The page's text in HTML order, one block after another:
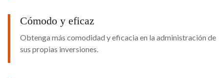
Cómodo y eficaz
Obtenga más comodidad y eficacia en la administración de
sus propias inversiones.